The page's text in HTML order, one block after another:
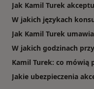
Jak Kamil Turek
W jakich językach
Jak Kamil Turek
W jakich godzinach
Kamil Turek: co mówią
Jakie ubezpieczenia